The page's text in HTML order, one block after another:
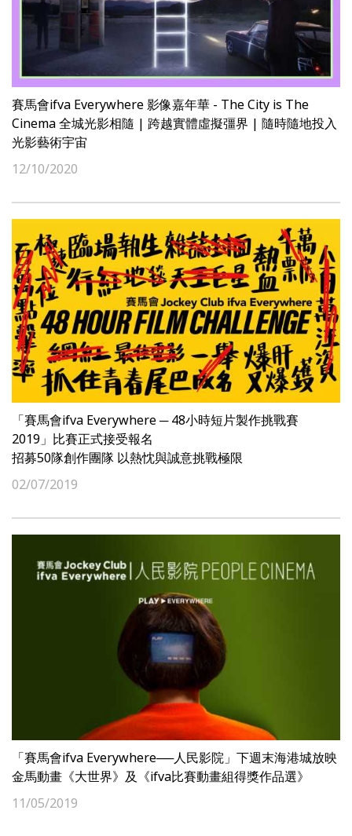
賽馬會ifva Everywhere 影像嘉年華 - The City is The
Cinema 全城光影相隨 | 跨越實體虛擬彊界 | 隨時隨地投入
光影藝術宇宙
12/10/2020
「賽馬會ifva Everywhere ─ 48小時短片製作挑戰賽
2019」比賽正式接受報名
招募50隊創作團隊 以熱忱與誠意挑戰極限
02/07/2019
「賽馬會ifva Everywhere──人民影院」下週末海港城放映
金馬動畫《大世界》及《ifva比賽動畫組得獎作品選》
11/05/2019